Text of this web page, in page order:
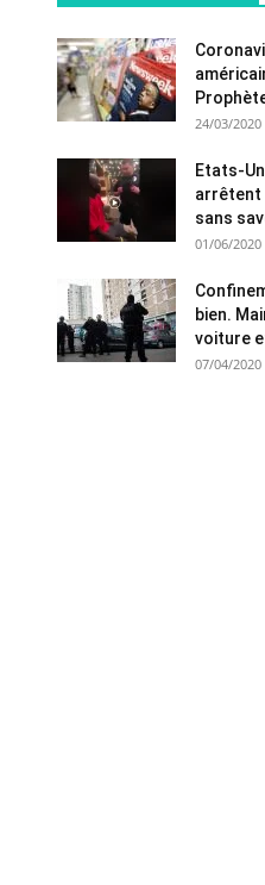
24/03/2020
Etats-
arrêtent
sans
01/06/2020
bien.
voiture
07/04/2020